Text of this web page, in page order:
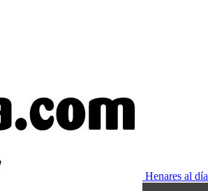
Henares al día